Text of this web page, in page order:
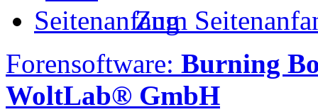
Zum
Forensoftware: Burning
WoltLab® GmbH